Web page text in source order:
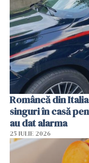
Româncă din
singuri în casă
au dat alarma
25 IULIE 2026